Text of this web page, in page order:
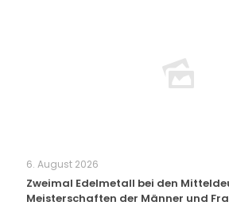
6. August 2026
Zweimal Edelmetall bei den
Meisterschaften der Männer und